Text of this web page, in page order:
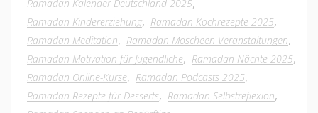
Ramadan Kalender Deutschland 2025
Ramadan Kindererziehung, Ramadan Kochrezepte 2025,
Ramadan Meditation, Ramadan Moscheen Veranstaltungen,
Ramadan Motivation für Jugendliche, Ramadan Nächte 2025,
Ramadan Online-Kurse, Ramadan Podcasts 2025,
Ramadan Rezepte für Desserts, Ramadan Selbstreflexion,